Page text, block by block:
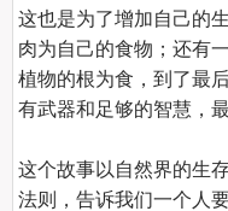
这也是为了增加自己的
肉为自己的食物；还有
植物的根为食，到了最
有武器和足够的智慧，
这个故事以自然界的生
法则，告诉我们一个人